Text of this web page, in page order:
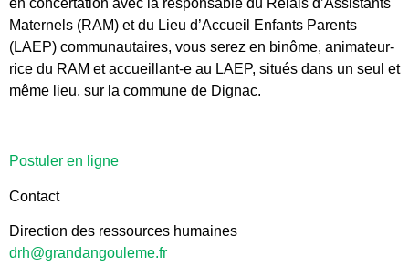
en concertation avec la responsable du Relais d’Assistants
Maternels (RAM) et du Lieu d’Accueil Enfants Parents
(LAEP) communautaires, vous serez en binôme, animateur-
rice du RAM et accueillant-e au LAEP, situés dans un seul et
même lieu, sur la commune de Dignac.
Postuler en ligne
Contact
Direction des ressources humaines
drh@grandangouleme.fr